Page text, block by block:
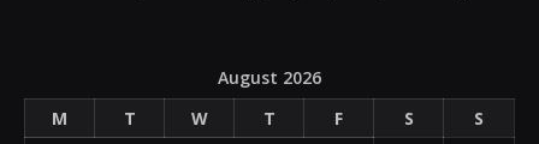
August 2026
M
T W T F S
S